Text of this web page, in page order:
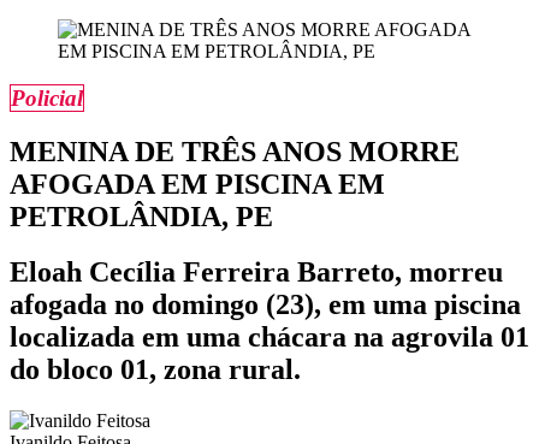
Policial
MENINA DE TRÊS ANOS MORRE
AFOGADA EM PISCINA EM
PETROLÂNDIA, PE
Eloah Cecília Ferreira Barreto, morreu
afogada no domingo (23), em uma piscina
localizada em uma chácara na agrovila 01
do bloco 01, zona rural.